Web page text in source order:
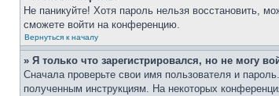
Не паникуйте! Хотя пароль нельзя восстановить,
сможете войти на конференцию.
Вернуться к началу
» Я только что зарегистрировался, но не могу
Сначала проверьте свои имя пользователя и
полученным инструкциям. На некоторых